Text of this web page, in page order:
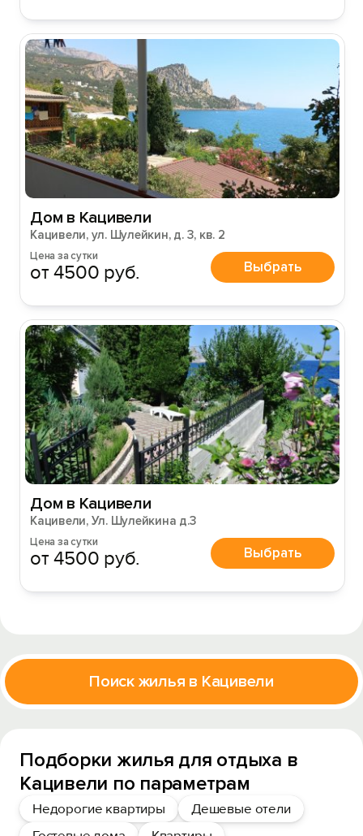
Дом в Кацивели
Кацивели, ул. Шулейкин, д. 3, кв. 2
Цена за сутки
от 4500 руб. Выбрать
Дом в Кацивели
Кацивели, Ул. Шулейкина д.3
Цена за сутки
от 4500 руб. Выбрать
Поиск жилья в Кацивели
Подборки жилья для отдыха в
Кацивели по параметрам
Недорогие квартиры
Дешевые отели